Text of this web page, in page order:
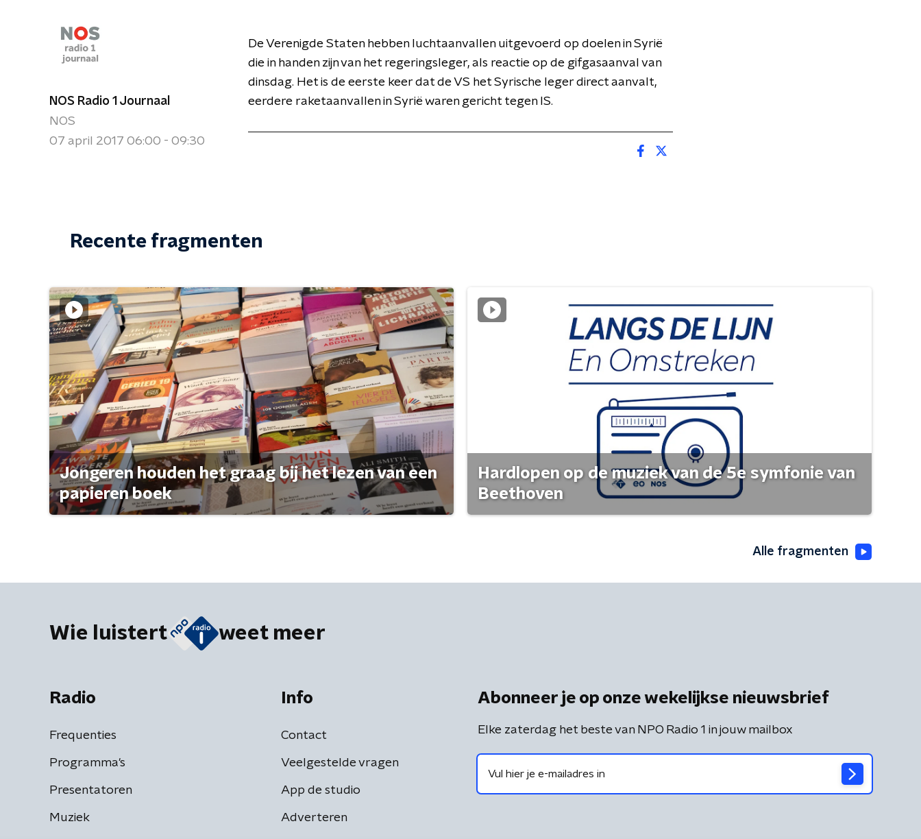
NOS Radio 1 Journaal
NOS
07 april 2017 06:00 - 09:30
De Verenigde Staten hebben luchtaanvallen uitgevoerd op doelen in Syrië
die in handen zijn van het regeringsleger, als reactie op de gifgasaanval van
dinsdag. Het is de eerste keer dat de VS het Syrische leger direct aanvalt,
eerdere raketaanvallen in Syrië waren gericht tegen IS.
Recente fragmenten
Jongeren houden het graag bij het lezen van een
papieren boek
Hardlopen op de muziek van de 5e symfonie van
Beethoven
Alle fragmenten
Wie luistert weet meer
Radio
Frequenties
Programma's
Presentatoren
Muziek
Info
Contact
Veelgestelde vragen
App de studio
Adverteren
Abonneer je op onze wekelijkse nieuwsbrief
Elke zaterdag het beste van NPO Radio 1 in jouw mailbox